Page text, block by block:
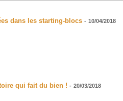
dans les starting-blocs - 10/04/2018
qui fait du bien ! - 20/03/2018